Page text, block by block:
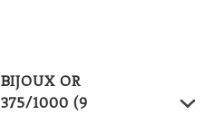
BIJOUX OR
375/1000 (9